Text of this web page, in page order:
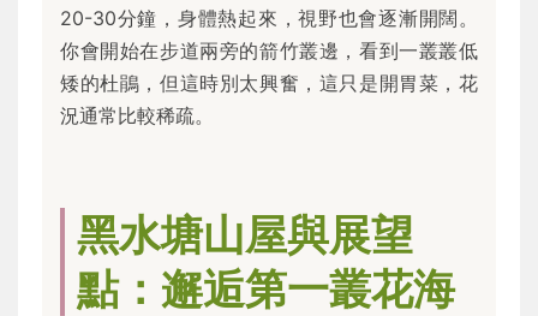
20-30分鐘，身體熱起來，視野也會逐漸開闊。
你會開始在步道兩旁的箭竹叢邊，看到一叢叢低
矮的杜鵑，但這時別太興奮，這只是開胃菜，花
況通常比較稀疏。
黑水塘山屋與展望
點：邂逅第一叢花海